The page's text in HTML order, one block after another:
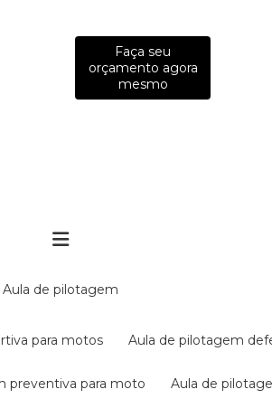
Faça seu
orçamento agora
mesmo
aula de pilotagem
para motos aula de pilotagem
preventiva para moto aula de